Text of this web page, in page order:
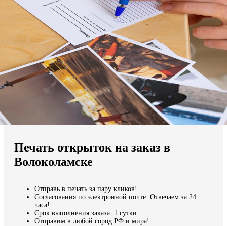
Мы доставляем по всему миру
Продолжить без города
Печать открыток на заказ в
Волоколамске
Отправь в печать за пару кликов!
Согласования по электронной почте. Отвечаем за 24
часа!
Срок выполнения заказа: 1 сутки
Отправим в любой город РФ и мира!